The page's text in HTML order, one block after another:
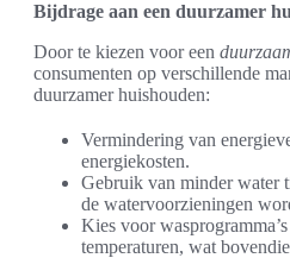
Bijdrage aan een duurzamer
Door te kiezen voor een
consumenten op verschillende
duurzamer huishouden:
Vermindering van
energiekosten.
Gebruik van minder water
de watervoorzieningen
Kies voor
temperaturen, wat